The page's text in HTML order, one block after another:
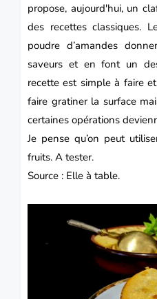
propose, aujourd'hui, un
des recettes classiques.
poudre d’amandes
saveurs et en font un
recette est simple à faire
faire gratiner la surface
certaines opérations
Je pense qu’on peut
fruits. A tester.
Source : Elle à table.